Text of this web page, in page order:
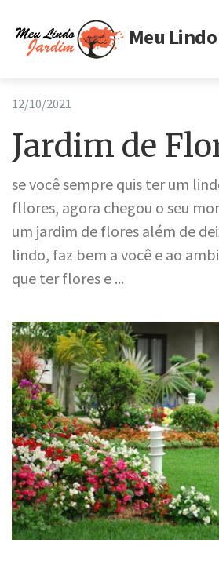
Meu
Inicio
12/10/2021
Jardim de
se você sempre quis ter um
fllores, agora chegou o seu
um jardim de flores além de
lindo, faz bem a você e ao
que ter flores e ...